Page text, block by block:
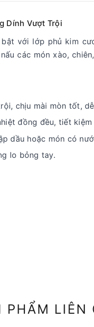
Dính Vượt Trội
với lớp phủ kim
các món xào,
chịu mài mòn tốt,
đồng đều, tiết
dầu hoặc món có
lo bỏng tay.
PHẨM LIÊN